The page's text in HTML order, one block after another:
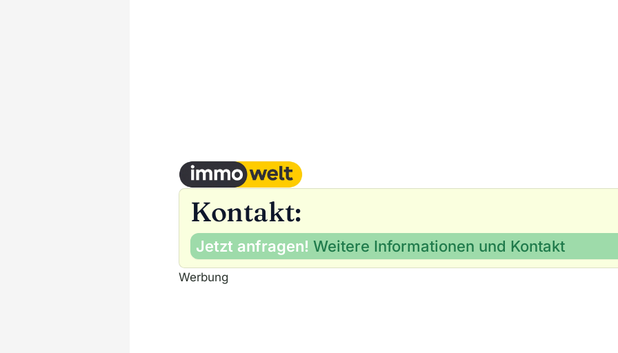
Kontakt:
Jetzt anfragen! Weitere Informationen und Kontakt
Werbung